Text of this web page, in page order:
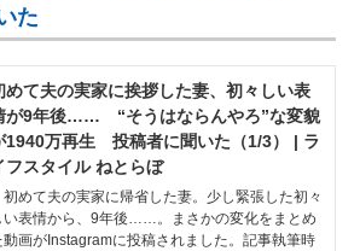
た
めて夫の実家に挨拶した妻、初々しい表
が9年後…… “そうはならんやろ”な変貌
1940万再生 投稿者に聞いた（1/3） | ラ
フスタイル ねとらぼ
めて夫の実家に帰省した妻。少し緊張した初々
い表情から、9年後……。まさかの変化をまとめ
動画がInstagramに投稿されました。記事執筆時